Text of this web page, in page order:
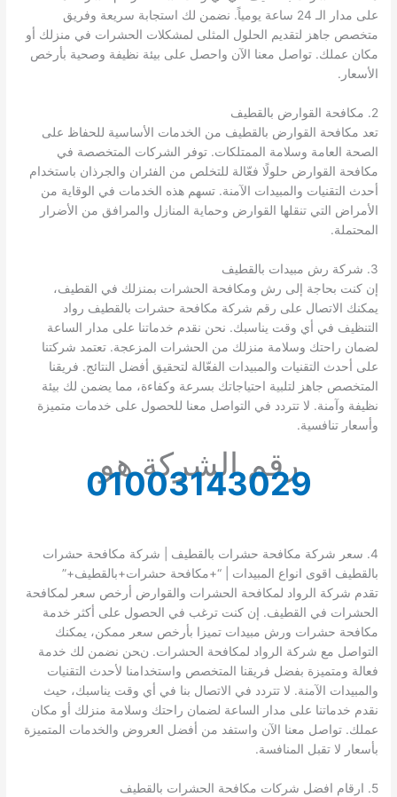
على مدار الـ 24 ساعة يومياً. نضمن لك استجابة سريعة وفريق
متخصص جاهز لتقديم الحلول المثلى لمشكلات الحشرات في منزلك أو
مكان عملك. تواصل معنا الآن واحصل على بيئة نظيفة وصحية بأرخص
الأسعار.
2. مكافحة القوارض بالقطيف
تعد مكافحة القوارض بالقطيف من الخدمات الأساسية للحفاظ على
الصحة العامة وسلامة الممتلكات. توفر الشركات المتخصصة في
مكافحة القوارض حلولًا فعّالة للتخلص من الفئران والجرذان باستخدام
أحدث التقنيات والمبيدات الآمنة. تسهم هذه الخدمات في الوقاية من
الأمراض التي تنقلها القوارض وحماية المنازل والمرافق من الأضرار
المحتملة.
3. شركة رش مبيدات بالقطيف
إن كنت بحاجة إلى رش ومكافحة الحشرات بمنزلك في القطيف،
يمكنك الاتصال على رقم شركة مكافحة حشرات بالقطيف رواد
التنظيف في أي وقت يناسبك. نحن نقدم خدماتنا على مدار الساعة
لضمان راحتك وسلامة منزلك من الحشرات المزعجة. تعتمد شركتنا
على أحدث التقنيات والمبيدات الفعّالة لتحقيق أفضل النتائج. فريقنا
المتخصص جاهز لتلبية احتياجاتك بسرعة وكفاءة، مما يضمن لك بيئة
نظيفة وآمنة. لا تتردد في التواصل معنا للحصول على خدمات متميزة
وأسعار تنافسية.
رقم الشركة هو
01003143029
4. سعر شركة مكافحة حشرات بالقطيف | شركة مكافحة حشرات
بالقطيف اقوى انواع المبيدات | “+مكافحة حشرات+بالقطيف+”
تقدم شركة الرواد لمكافحة الحشرات والقوارض أرخص سعر لمكافحة
الحشرات في القطيف. إن كنت ترغب في الحصول على أكثر خدمة
مكافحة حشرات ورش مبيدات تميزا بأرخص سعر ممكن، يمكنك
التواصل مع شركة الرواد لمكافحة الحشرات. نحن نضمن لك خدمة
فعالة ومتميزة بفضل فريقنا المتخصص واستخدامنا لأحدث التقنيات
والمبيدات الآمنة. لا تتردد في الاتصال بنا في أي وقت يناسبك، حيث
نقدم خدماتنا على مدار الساعة لضمان راحتك وسلامة منزلك أو مكان
عملك. تواصل معنا الآن واستفد من أفضل العروض والخدمات المتميزة
بأسعار لا تقبل المنافسة.
5. ارقام افضل شركات مكافحة الحشرات بالقطيف